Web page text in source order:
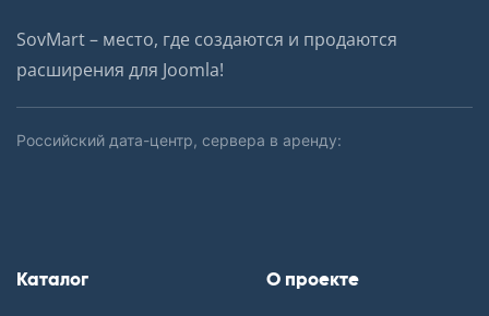
SovMart – место, где создаются и продаются
расширения для Joomla!
Российский дата-центр, сервера в аренду:
Каталог О проекте